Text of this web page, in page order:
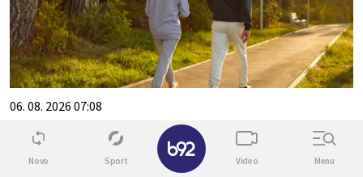
06. 08. 2026 07:08
Evo u kojim banjama važi vaučer od 10.000 dinara -
kompletan spisak destinacija u Srbiji
Novo Sport Video Menu
✕